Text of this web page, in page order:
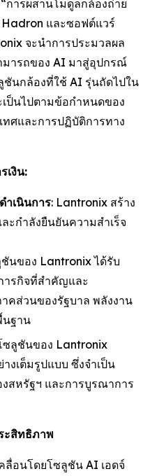
การผสานโมดูลกล้องถ่าย
และซอฟต์แวร์
จะนำการประมวลผล
ารถของ AI มาสู่อุปกรณ์
ชันกล้องที่ใช้ AI รุ่นถัดไปใน
ป็นไปตามข้อกำหนดของ
ทศและการปฏิบัติการทาง
เงิน:
ำเนินการ: Lantronix สร้าง
ะกำลังยืนยันความสำเร็จ
ชันของ Lantronix ได้รับ
ารกิจที่สำคัญและ
คส่วนของรัฐบาล พลังงาน
นฐาน
ซลูชันของ Lantronix
งเต็มรูปแบบ ซึ่งจำเป็น
สหรัฐฯ และการบูรณาการ
ะสิทธิภาพ
ลื่อนโดยโซลูชัน AI เอดจ์